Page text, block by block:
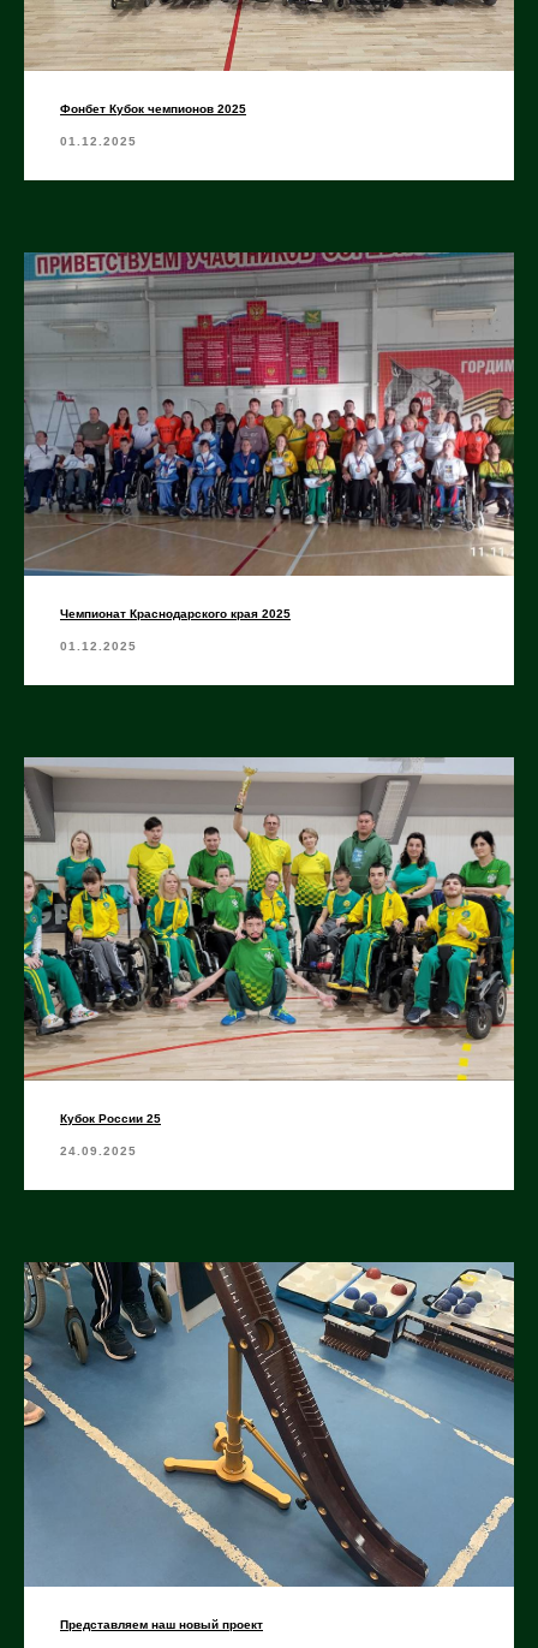
Фонбет Кубок чемпионов 2025
01.12.2025
Чемпионат Краснодарского края 2025
01.12.2025
Кубок России 25
24.09.2025
Представляем наш новый проект